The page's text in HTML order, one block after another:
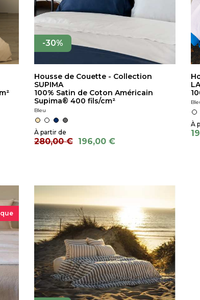
-30%
Housse de Couette - Collection
SUPIMA
100% Satin de Coton Américain
Supima® 400 fils/cm²
Bleu
280,00 € 196,00 €